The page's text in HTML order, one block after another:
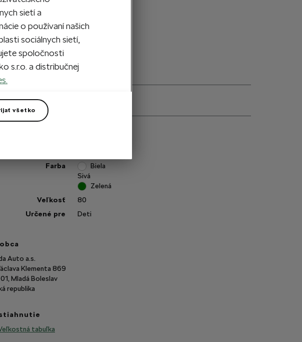
1 Vypredané
Vypredané
Máte otázku?
Farba
Biela
Sivá
Zelená
Veľkosť
80
Určené pre
Deti
Auto a.s.
Klementa 869
Mladá Boleslav
republika
tabuľka
sietí a
o používaní našich
sociálnych sietí,
spoločnosti
s.r.o. a distribučnej
všetko